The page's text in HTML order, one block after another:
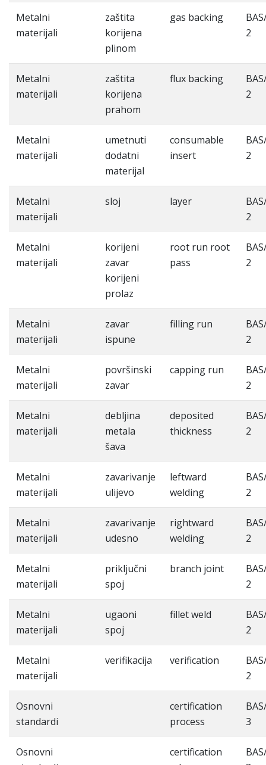
Metalni
materijali
zaštita
korijena
plinom
gas backing
2
Metalni
materijali
zaštita
korijena
prahom
flux backing
2
Metalni
materijali
umetnuti
dodatni
materijal
consumable
insert
2
Metalni
materijali
sloj layer
2
Metalni
materijali
korijeni
zavar
korijeni
prolaz
root run root
pass
2
Metalni
materijali
zavar
ispune
filling run
2
Metalni
materijali
površinski
zavar
capping run
2
Metalni
materijali
debljina
metala
šava
deposited
thickness
2
Metalni
materijali
zavarivanje
ulijevo
leftward
welding
2
Metalni
materijali
zavarivanje
udesno
rightward
welding
2
Metalni
materijali
priključni
spoj
branch joint
2
Metalni
materijali
ugaoni
spoj
fillet weld
2
Metalni
materijali
verifikacija verification
2
Osnovni
standardi
certification
process
3
Osnovni
certification